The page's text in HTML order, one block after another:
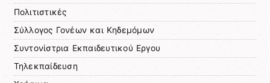
Πολιτιστικές
Σύλλογος Γονέων και Κηδεμόμων
Συντονίστρια Εκπαιδευτικού Εργου
Τηλεκπαίδευση